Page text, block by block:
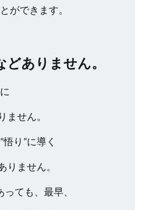
ができます。
ありません。
ません。
り”に導く
りません。
っても、最早、